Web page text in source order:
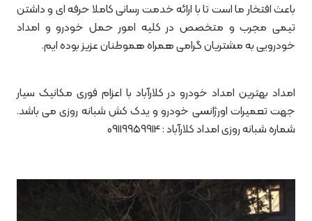
باعث افتخار ما است تا با ارائه خدمت رسانی کاملا حرفه ای و داشتن
تیمی مجرب و متخصص در کلیه امور حمل خودرو و امداد
خودرویی به مشتریان گرامی همراه هموطنان عزیز بوده ایم.
امداد بهترین امداد خودرو در کلارآباد با اعزام فوری مکانیک سیار
جهت تعمیرات اورژانسی خودرو و یدک کش شبانه روزی می باشد.
شماره شبانه روزی امداد کلارآباد : 09119959914